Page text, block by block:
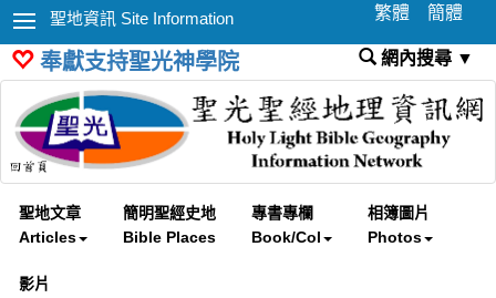
聖地資訊 Site Information 繁體 簡體
奉獻支持聖光神學院 網內搜尋 ▼
聖地文章
Articles
簡明聖經史地
Bible Places
專書專欄
Book/Col
相簿圖片
Photos
影片